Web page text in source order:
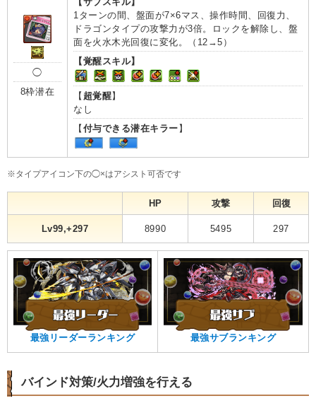
◯
8枠潜在
1ターンの間、盤面が7×6マス、操作時間、回復力、
ドラゴンタイプの攻撃力が3倍。ロックを解除し、盤
面を火水木光回復に変化。（12→5）
【覚醒スキル】
【 超覚醒】
なし
【 付与できる潜在キラー 】
※タイプアイコン下の◯×はアシスト可否です
HP 攻撃 回復
Lv99,+297 8990 5495 297
最強リーダーランキング 最強サブランキング
バインド対策/火力増強を行える